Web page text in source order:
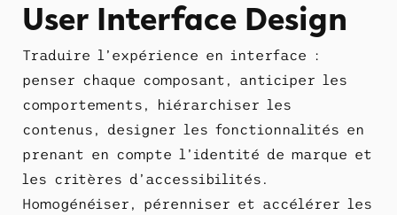
User Interface Design
Traduire l’expérience en interface :
penser chaque composant, anticiper les
comportements, hiérarchiser les
contenus, designer les fonctionnalités en
prenant en compte l’identité de marque et
les critères d’accessibilités.
Homogénéiser, pérenniser et accélérer les